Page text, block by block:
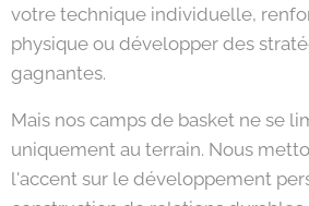
votre technique individuelle,
physique ou développer des
gagnantes.
Mais nos camps de basket ne se
uniquement au terrain. Nous
l'accent sur le développement